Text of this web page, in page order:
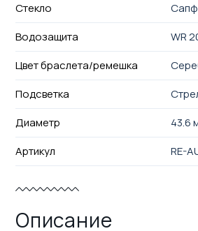
Стекло
Водозащита
WR
Цвет браслета/ремешка
Подсветка
Диаметр
43.6
Артикул
RE-
Описание